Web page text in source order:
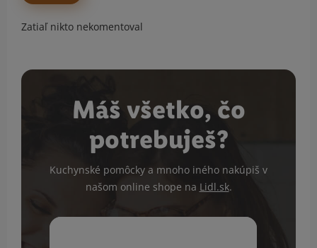
Zatiaľ nikto nekomentoval
Máš všetko, čo
potrebuješ?
Kuchynské pomôcky a mnoho iného nakúpiš v
našom online shope na Lidl.sk.